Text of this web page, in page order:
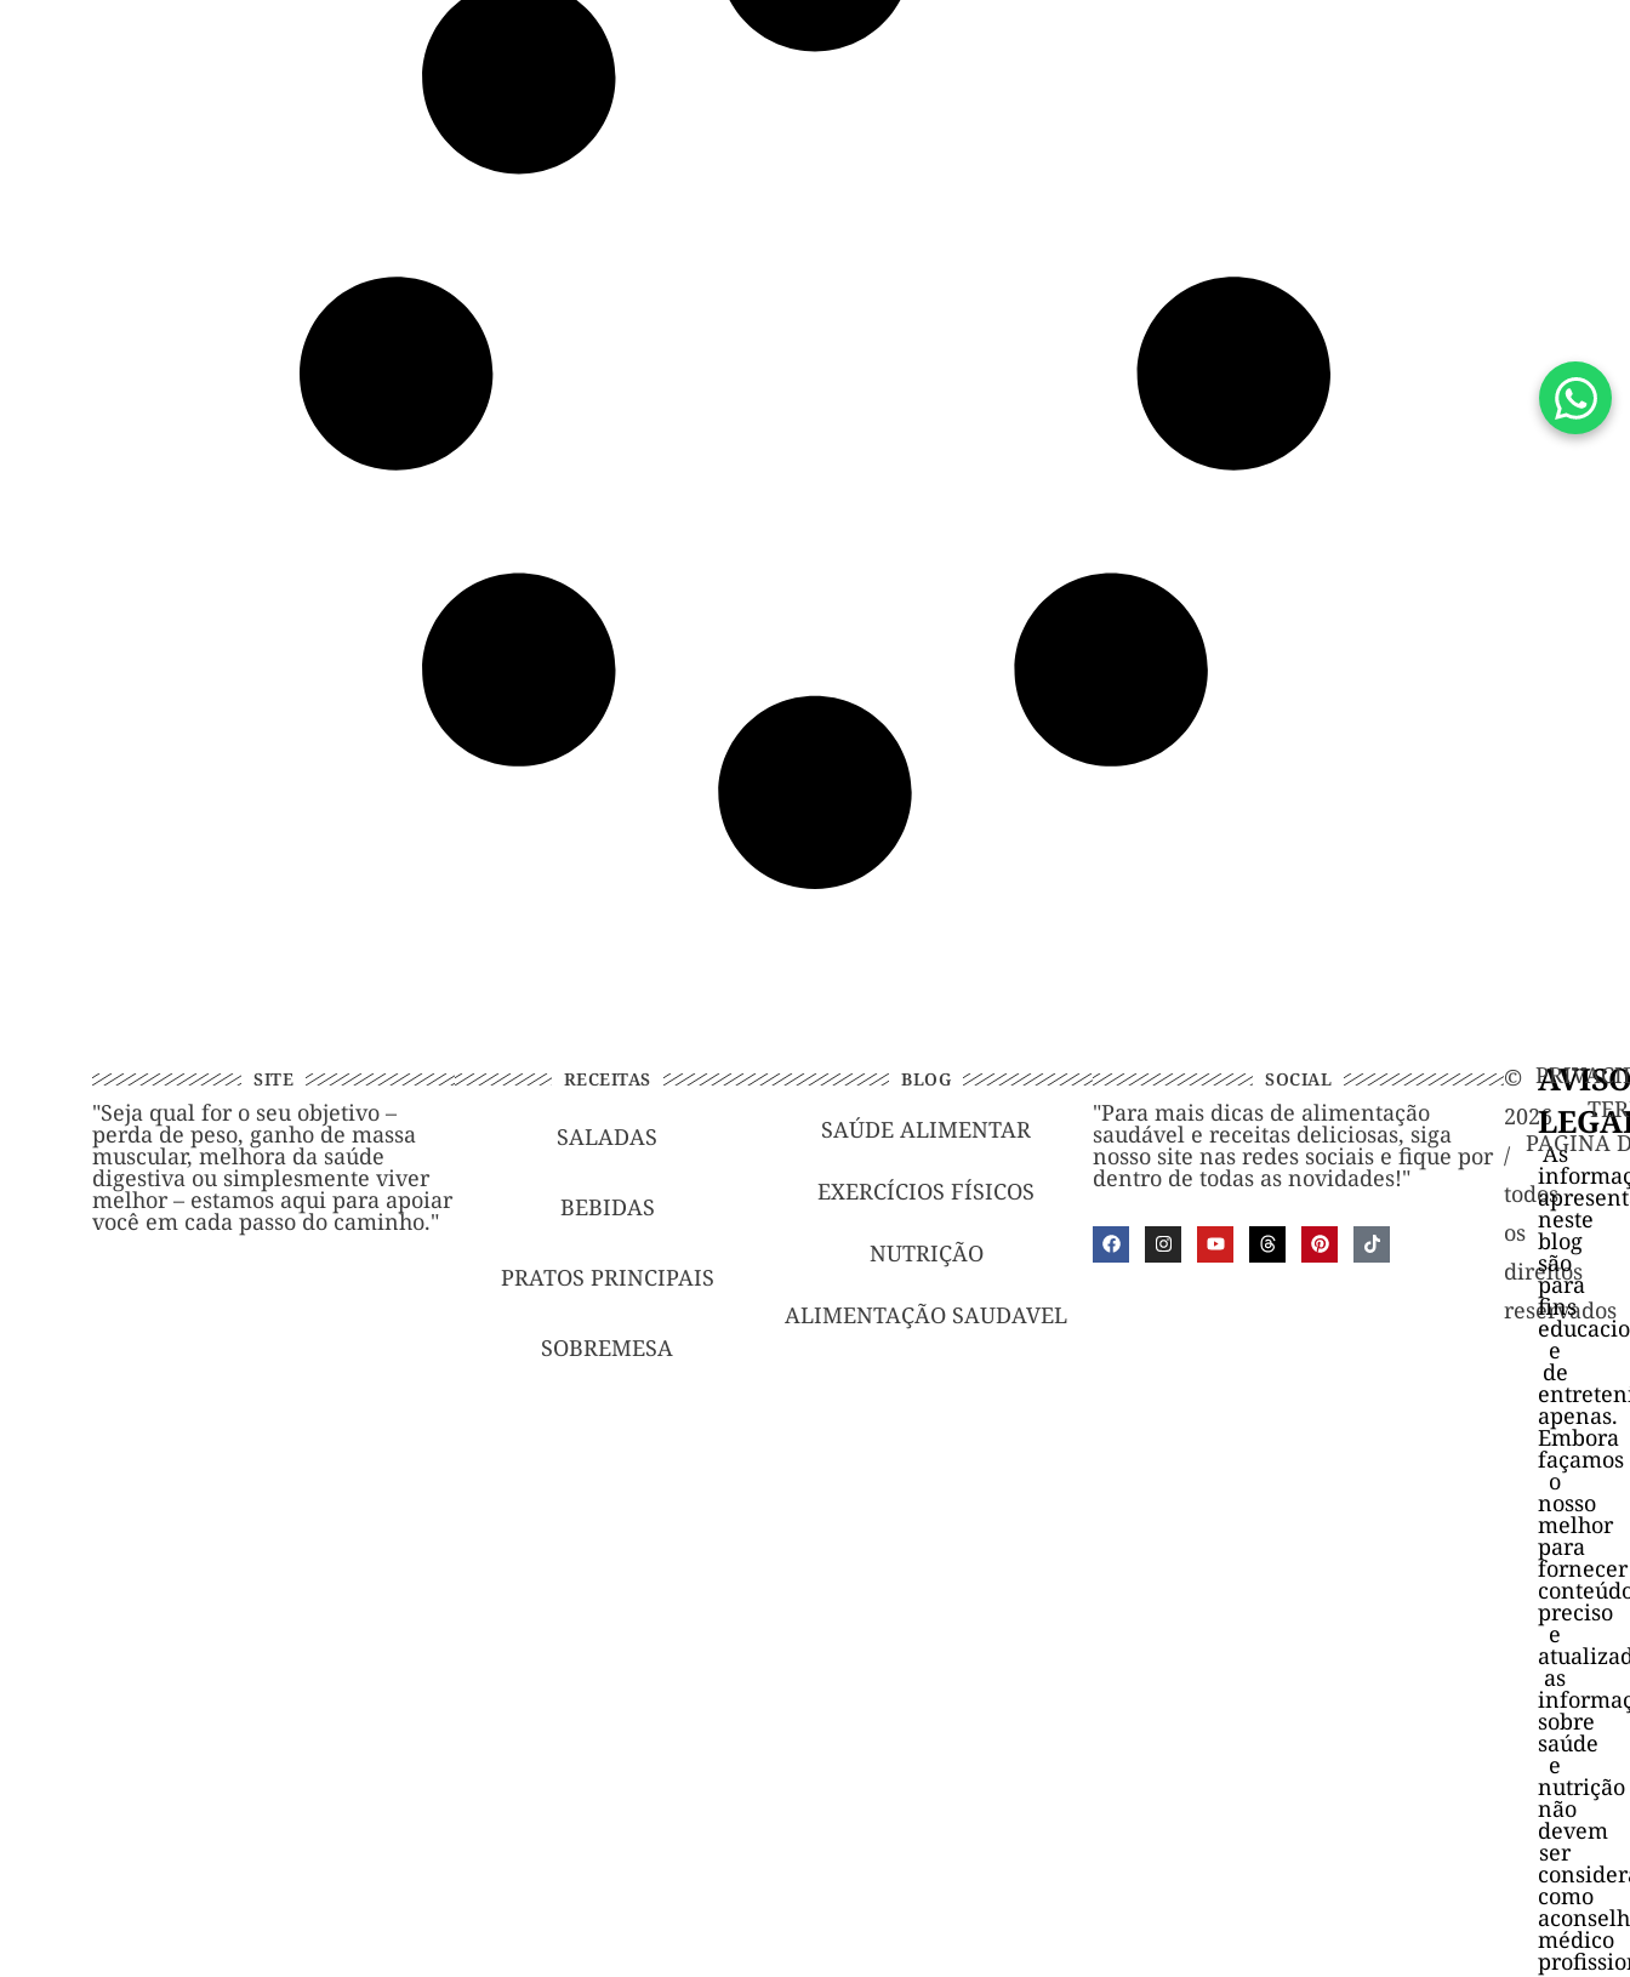
SITE
"Seja qual for o seu objetivo –
perda de peso, ganho de massa
muscular, melhora da saúde
digestiva ou simplesmente viver
melhor – estamos aqui para apoiar
você em cada passo do caminho."
RECEITAS
SALADAS
BEBIDAS
PRATOS PRINCIPAIS
SOBREMESA
BLOG
SAÚDE ALIMENTAR
EXERCÍCIOS FÍSICOS
NUTRIÇÃO
ALIMENTAÇÃO SAUDAVEL
SOCIAL
"Para mais dicas de alimentação
saudável e receitas deliciosas, siga
nosso site nas redes sociais e fique por
dentro de todas as novidades!"
©️
2026
/
todos
os
direitos
reservados
PAGINA
As
neste
blog
são
para
fins
e
de
apenas.
Embora
façamos
o
nosso
melhor
para
fornecer
preciso
e
as
sobre
saúde
e
nutrição
não
devem
ser
como
médico